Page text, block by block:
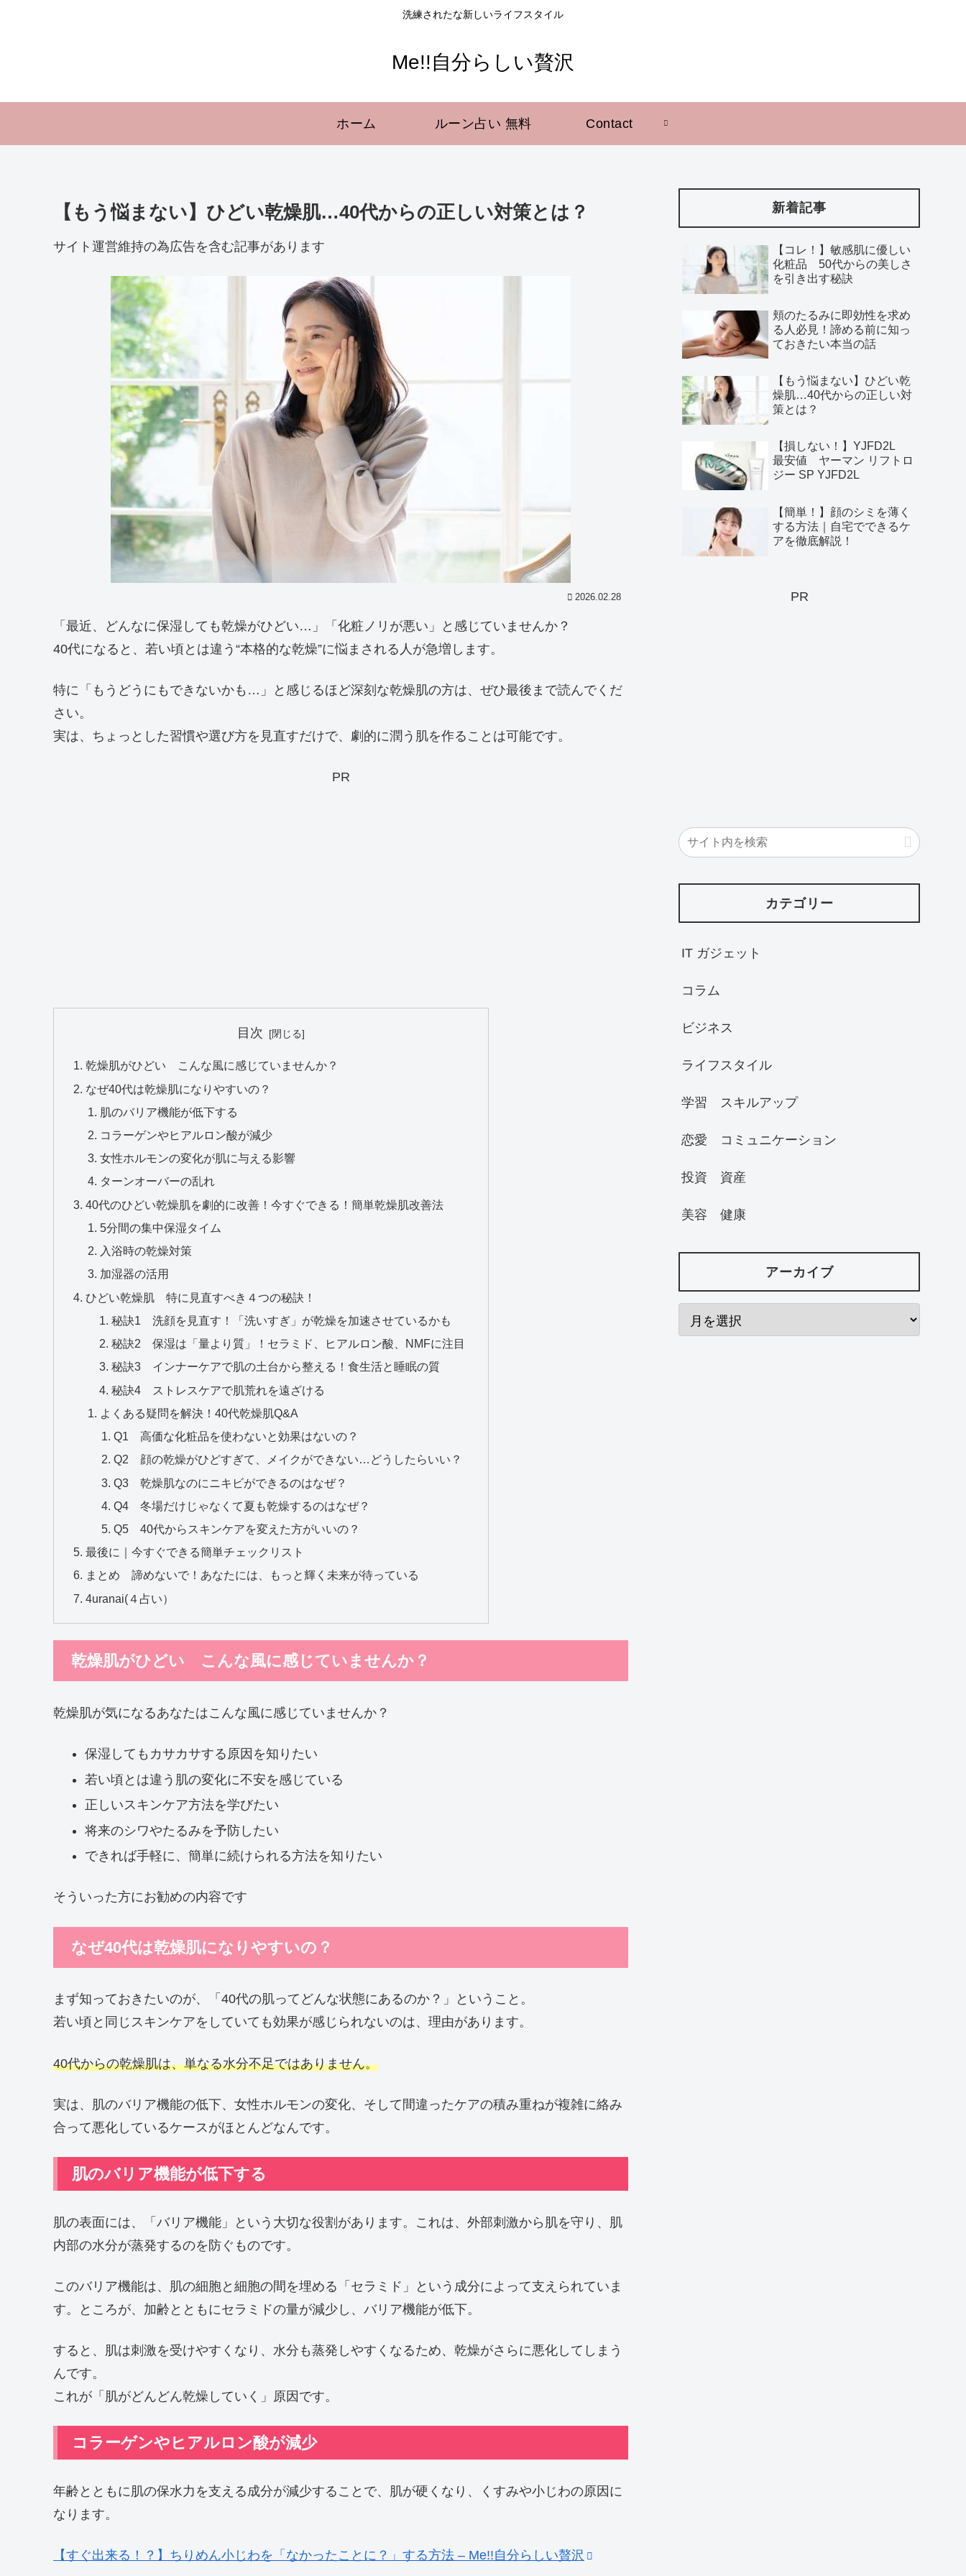
洗練されたな新しいライフスタイル
Me!!自分らしい贅沢
ホーム ルーン占い 無料 Contact
【もう悩まない】ひどい乾燥肌…40代からの正しい対策とは？
サイト運営維持の為広告を含む記事があります
2026.02.28
「最近、どんなに保湿しても乾燥がひどい…」「化粧ノリが悪い」と感じていませんか？
40代になると、若い頃とは違う“本格的な乾燥”に悩まされる人が急増します。
特に「もうどうにもできないかも…」と感じるほど深刻な乾燥肌の方は、ぜひ最後まで読んでくだ
さい。
実は、ちょっとした習慣や選び方を見直すだけで、劇的に潤う肌を作ることは可能です。
PR
目次
乾燥肌がひどい こんな風に感じていませんか？
なぜ40代は乾燥肌になりやすいの？
肌のバリア機能が低下する
コラーゲンやヒアルロン酸が減少
女性ホルモンの変化が肌に与える影響
ターンオーバーの乱れ
40代のひどい乾燥肌を劇的に改善！今すぐできる！簡単乾燥肌改善法
5分間の集中保湿タイム
入浴時の乾燥対策
加湿器の活用
ひどい乾燥肌 特に見直すべき４つの秘訣！
秘訣1 洗顔を見直す！「洗いすぎ」が乾燥を加速させているかも
秘訣2 保湿は「量より質」！セラミド、ヒアルロン酸、NMFに注目
秘訣3 インナーケアで肌の土台から整える！食生活と睡眠の質
秘訣4 ストレスケアで肌荒れを遠ざける
よくある疑問を解決！40代乾燥肌Q&A
Q1 高価な化粧品を使わないと効果はないの？
Q2 顔の乾燥がひどすぎて、メイクができない…どうしたらいい？
Q3 乾燥肌なのにニキビができるのはなぜ？
Q4 冬場だけじゃなくて夏も乾燥するのはなぜ？
Q5 40代からスキンケアを変えた方がいいの？
最後に｜今すぐできる簡単チェックリスト
まとめ 諦めないで！あなたには、もっと輝く未来が待っている
4uranai(４占い）
乾燥肌がひどい こんな風に感じていませんか？
乾燥肌が気になるあなたはこんな風に感じていませんか？
保湿してもカサカサする原因を知りたい
若い頃とは違う肌の変化に不安を感じている
正しいスキンケア方法を学びたい
将来のシワやたるみを予防したい
できれば手軽に、簡単に続けられる方法を知りたい
そういった方にお勧めの内容です
なぜ40代は乾燥肌になりやすいの？
まず知っておきたいのが、「40代の肌ってどんな状態にあるのか？」ということ。
若い頃と同じスキンケアをしていても効果が感じられないのは、理由があります。
40代からの乾燥肌は、単なる水分不足ではありません。
実は、肌のバリア機能の低下、女性ホルモンの変化、そして間違ったケアの積み重ねが複雑に絡み
合って悪化しているケースがほとんどなんです。
肌のバリア機能が低下する
肌の表面には、「バリア機能」という大切な役割があります。これは、外部刺激から肌を守り、肌
内部の水分が蒸発するのを防ぐものです。
このバリア機能は、肌の細胞と細胞の間を埋める「セラミド」という成分によって支えられていま
す。ところが、加齢とともにセラミドの量が減少し、バリア機能が低下。
すると、肌は刺激を受けやすくなり、水分も蒸発しやすくなるため、乾燥がさらに悪化してしまう
んです。
これが「肌がどんどん乾燥していく」原因です。
コラーゲンやヒアルロン酸が減少
年齢とともに肌の保水力を支える成分が減少することで、肌が硬くなり、くすみや小じわの原因に
なります。
【すぐ出来る！？】ちりめん小じわを「なかったことに？」する方法 – Me!!自分らしい贅沢
新着記事
【コレ！】敏感肌に優しい
化粧品 50代からの美しさ
を引き出す秘訣
頬のたるみに即効性を求め
る人必見！諦める前に知っ
ておきたい本当の話
【もう悩まない】ひどい乾
燥肌…40代からの正しい対
策とは？
【損しない！】YJFD2L
最安値 ヤーマン リフトロ
ジー SP YJFD2L
【簡単！】顔のシミを薄く
する方法｜自宅でできるケ
アを徹底解説！
PR
カテゴリー
IT ガジェット
コラム
ビジネス
ライフスタイル
学習 スキルアップ
恋愛 コミュニケーション
投資 資産
美容 健康
アーカイブ